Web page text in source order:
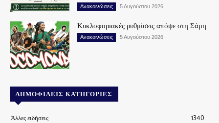
Ανακοινώσεις 5 Αυγούστου 2026
Κυκλοφοριακές ρυθμίσεις απόψε στη Σάμη
Ανακοινώσεις 5 Αυγούστου 2026
ΔΗΜΟΦΙΛΕΊΣ ΚΑΤΗΓΟΡΊΕΣ
Άλλες ειδήσεις 1340